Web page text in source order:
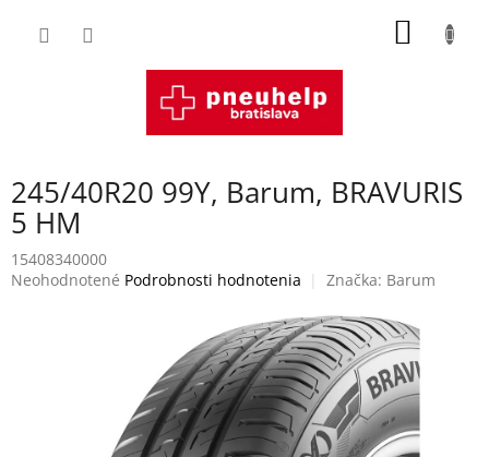
245/40R20 99Y, Barum, BRAVURIS
5 HM
15408340000
Priemerné
Neohodnotené Podrobnosti hodnotenia Značka: Barum